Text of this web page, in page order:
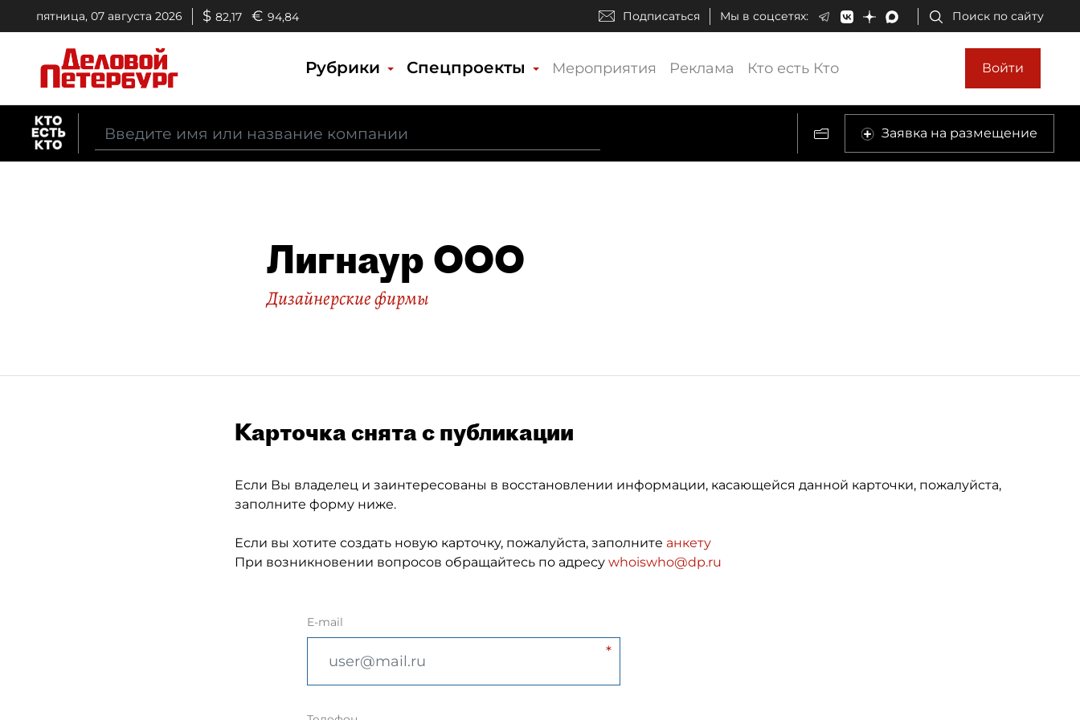
пятница, 07 августа 2026 $ 82,17 € 94,84 Подписаться Мы в соцсетях: Поиск по сайту
Рубрики Спецпроекты Мероприятия Реклама Кто есть Кто Войти
Заявка на размещение
Лигнаур ООО
Дизайнерские фирмы
Карточка снята с публикации
Если Вы владелец и заинтересованы в восстановлении информации, касающейся данной карточки, пожалуйста,
заполните форму ниже.
Если вы хотите создать новую карточку, пожалуйста, заполните анкету
При возникновении вопросов обращайтесь по адресу whoiswho@dp.ru
E-mail